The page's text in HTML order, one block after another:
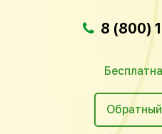
8 (800)
Обратный